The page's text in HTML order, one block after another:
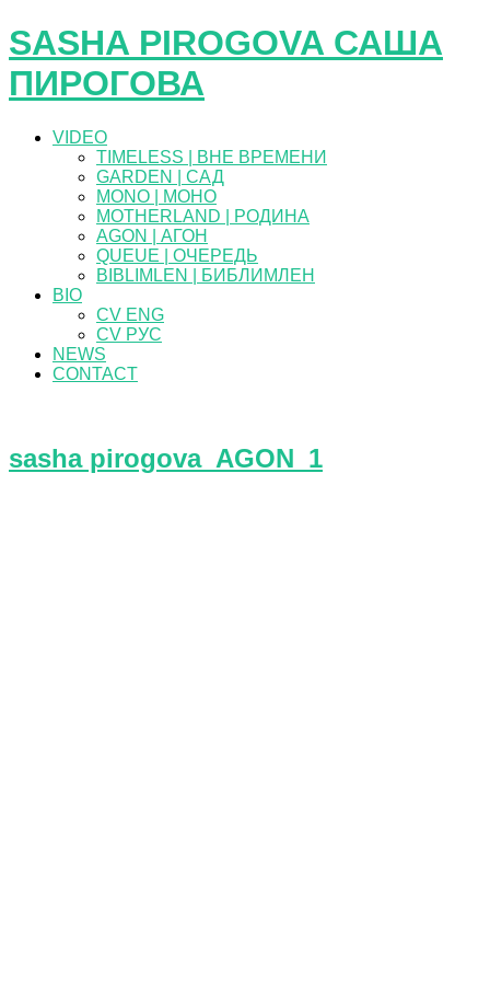
SASHA PIROGOVA САША
ПИРОГОВА
VIDEO
TIMELESS | ВНЕ ВРЕМЕНИ
GARDEN | САД
MONO | МОНО
MOTHERLAND | РОДИНА
AGON | АГОН
QUEUE | ОЧЕРЕДЬ
BIBLIMLEN | БИБЛИМЛЕН
BIO
CV ENG
CV РУС
NEWS
CONTACT
sasha pirogova_AGON_1